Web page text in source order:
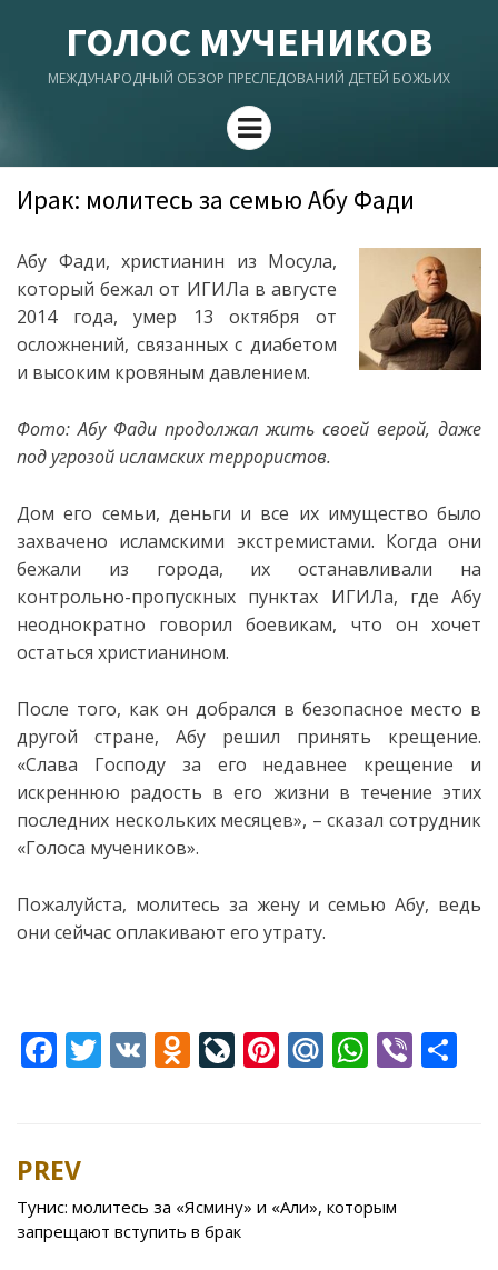
ГОЛОС МУЧЕНИКОВ
МЕЖДУНАРОДНЫЙ ОБЗОР ПРЕСЛЕДОВАНИЙ ДЕТЕЙ БОЖЬИХ
Menu
Ирак: молитесь за семью Абу Фади
Абу Фади, христианин из Мосула,
который бежал от ИГИЛа в августе
2014 года, умер 13 октября от
осложнений, связанных с диабетом
и высоким кровяным давлением.
Фото: Абу Фади продолжал жить своей верой, даже
под угрозой исламских террористов.
Дом его семьи, деньги и все их имущество было
захвачено исламскими экстремистами. Когда они
бежали из города, их останавливали на
контрольно-пропускных пунктах ИГИЛа, где Абу
неоднократно говорил боевикам, что он хочет
остаться христианином.
После того, как он добрался в безопасное место в
другой стране, Абу решил принять крещение.
«Слава Господу за его недавнее крещение и
искреннюю радость в его жизни в течение этих
последних нескольких месяцев», – сказал сотрудник
«Голоса мучеников».
Пожалуйста, молитесь за жену и семью Абу, ведь
они сейчас оплакивают его утрату.
F
b
o
o
T V O
kl
as
Li
u
r
Pi
st
M
u
W
A
p
Vi
Post
navigation
PREV
Тунис: молитесь за «Ясмину» и «Али», которым
запрещают вступить в брак